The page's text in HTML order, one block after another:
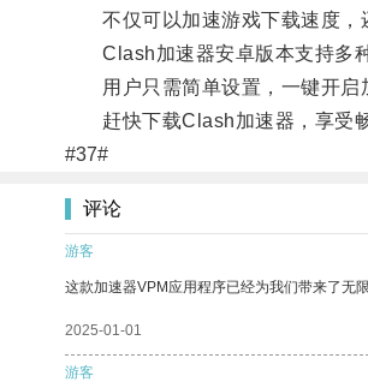
不仅可以加速游戏下载速度，
Clash加速器安卓版本支持多种
用户只需简单设置，一键开启
赶快下载Clash加速器，享受畅
#37#
评论
游客
这款加速器VPM应用程序已经为我们带来了无
2025-01-01
游客